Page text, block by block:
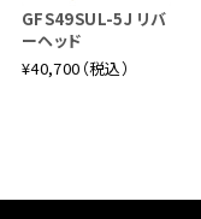
GFS49SUL-5J リバ
ーヘッド
¥40,700（税込）